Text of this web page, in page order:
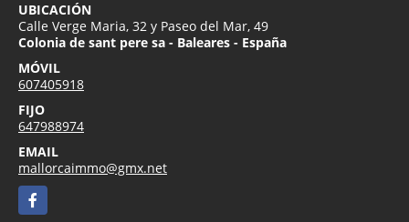
UBICACIÓN
Calle Verge Maria, 32 y Paseo del Mar, 49
Colonia de sant pere sa - Baleares - España
MÓVIL
607405918
FIJO
647988974
EMAIL
mallorcaimmo@gmx.net
Facebook